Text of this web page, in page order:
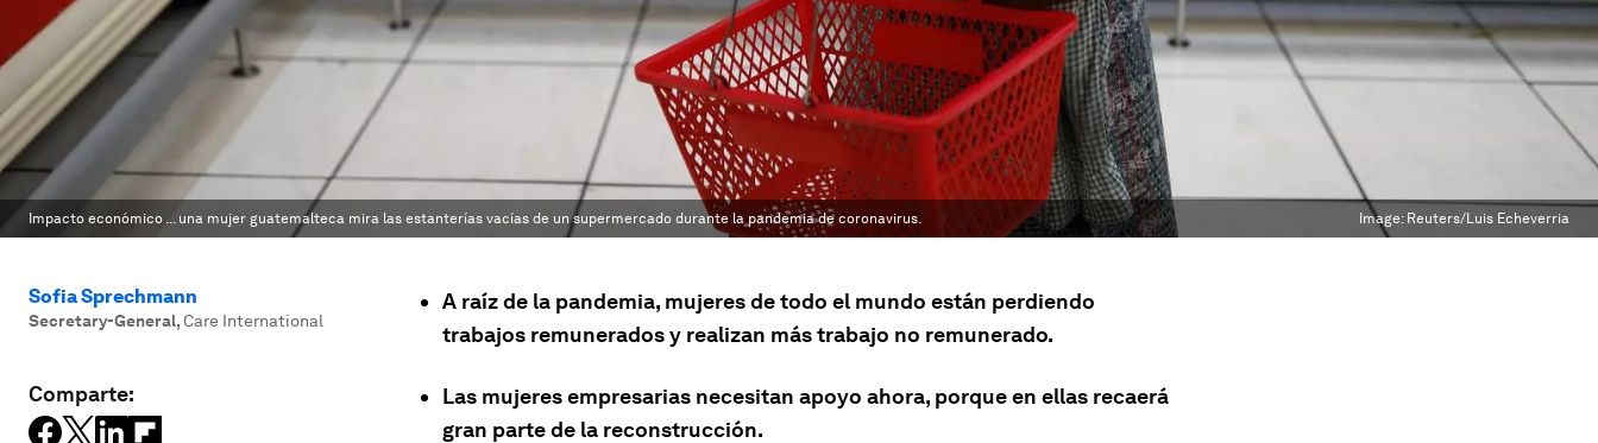
Impacto económico ... una mujer guatemalteca mira las estanterías vacías de un supermercado durante la pandemia de coronavirus. Image: Reuters/Luis Echeverria
Sofia Sprechmann
Secretary-General,Care International
Comparte:
A raíz de la pandemia, mujeres de todo el mundo están perdiendo
trabajos remunerados y realizan más trabajo no remunerado.
Las mujeres empresarias necesitan apoyo ahora, porque en ellas recaerá
gran parte de la reconstrucción.